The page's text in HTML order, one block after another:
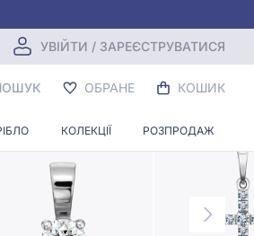
УВІЙТИ / ЗАРЕЄСТРУВАТИСЯ
ОБРАНЕ КОШИК
КОЛЕКЦІЇ РОЗПРОДАЖ